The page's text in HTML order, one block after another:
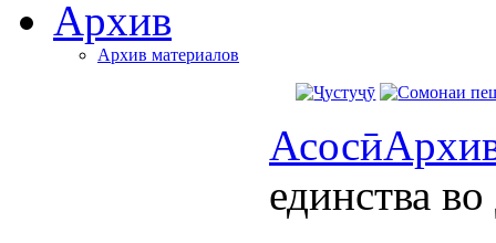
Архив
Архив материалов
Асосӣ
единства